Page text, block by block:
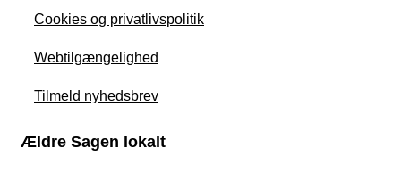
Cookies og privatlivspolitik
Webtilgængelighed
Tilmeld nyhedsbrev
Ældre Sagen lokalt